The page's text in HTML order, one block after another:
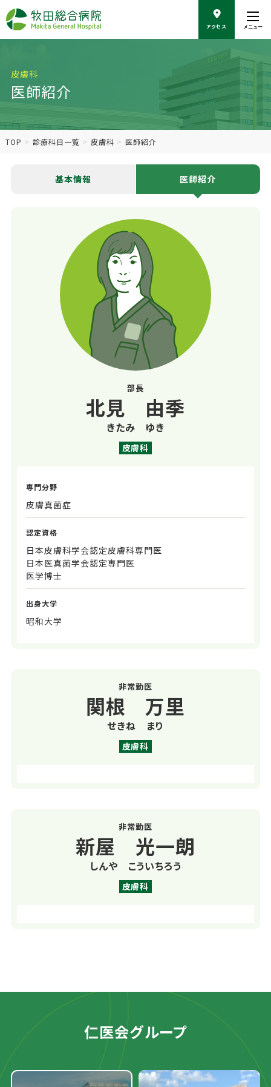
動
アクセス メニュー
皮膚科
医師紹介
TOP 診療科目一覧 皮膚科 医師紹介
基本情報 医師紹介
部長
北見 由季
きたみ ゆき
皮膚科
専門分野
皮膚真菌症
認定資格
日本皮膚科学会認定皮膚科専門医
日本医真菌学会認定専門医
医学博士
出身大学
昭和大学
非常勤医
関根 万里
せきね まり
皮膚科
非常勤医
新屋 光一朗
しんや こういちろう
皮膚科
仁医会グループ